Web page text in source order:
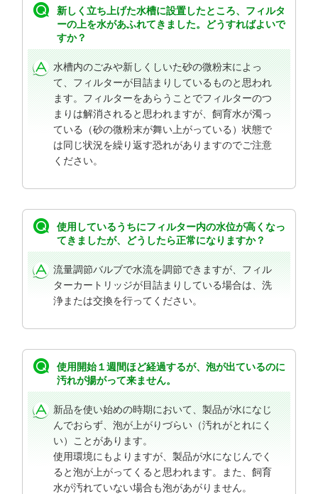
新しく立ち上げた水槽に設置したところ、フィルタ
ーの上を水があふれてきました。どうすればよいで
すか？
水槽内のごみや新しくしいた砂の微粉末によっ
て、フィルターが目詰まりしているものと思われ
ます。フィルターをあらうことでフィルターのつ
まりは解消されると思われますが、飼育水が濁っ
ている（砂の微粉末が舞い上がっている）状態で
は同じ状況を繰り返す恐れがありますのでご注意
ください。
使用しているうちにフィルター内の水位が高くなっ
てきましたが、どうしたら正常になりますか？
流量調節バルブで水流を調節できますが、フィル
ターカートリッジが目詰まりしている場合は、洗
浄または交換を行ってください。
使用開始１週間ほど経過するが、泡が出ているのに
汚れが揚がって来ません。
新品を使い始めの時期において、製品が水になじ
んでおらず、泡が上がりづらい（汚れがとれにく
い）ことがあります。
使用環境にもよりますが、製品が水になじんでく
ると泡が上がってくると思われます。また、飼育
水が汚れていない場合も泡があがりません。